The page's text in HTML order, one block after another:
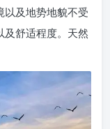
以及地势地貌不受
及舒适程度。天然